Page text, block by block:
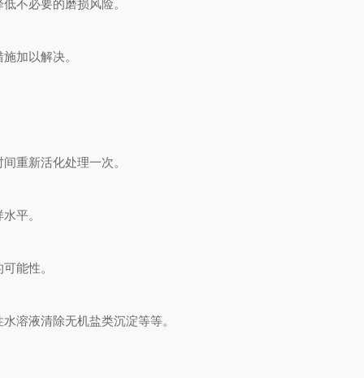
不必要的磨损风险。
加以解决。
重新活化处理一次。
平。
能性。
溶液清除无机盐类沉淀等等。